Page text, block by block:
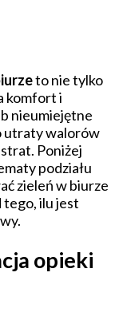
to nie tylko
komfort i
nieumiejętne
utraty walorów
Poniżej
podziału
zieleń w biurze
tego, ilu jest
opieki